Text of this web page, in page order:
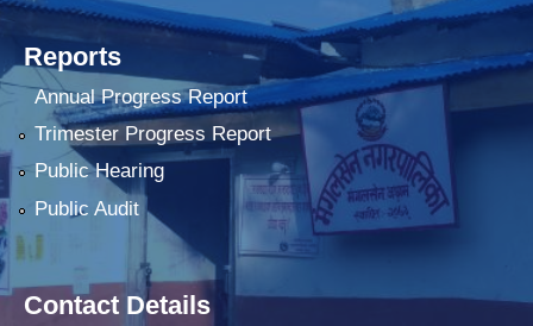
Reports
Annual Progress Report
Trimester Progress Report
Public Hearing
Public Audit
Contact Details